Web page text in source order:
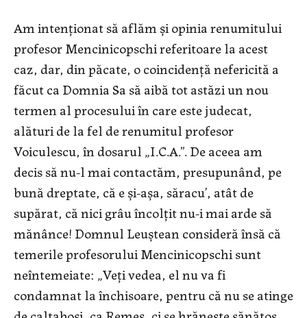
Am intenţionat să aflăm şi opinia renumitului
profesor Mencinicopschi referitoare la acest
caz, dar, din păcate, o coincidenţă nefericită a
făcut ca Domnia Sa să aibă tot astăzi un nou
termen al procesului în care este judecat,
alături de la fel de renumitul profesor
Voiculescu, în dosarul „I.C.A.”. De aceea am
decis să nu-l mai contactăm, presupunând, pe
bună dreptate, că e şi-aşa, săracu’, atât de
supărat, că nici grâu încolţit nu-i mai arde să
mănânce! Domnul Leuştean consideră însă că
temerile profesorului Mencinicopschi sunt
neîntemeiate: „Veţi vedea, el nu va fi
condamnat la închisoare, pentru că nu se atinge